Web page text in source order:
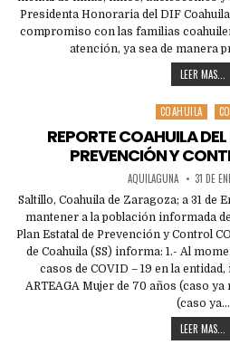
Presidenta Honoraria del DIF
compromiso con las familias
atención, ya sea de manera
LEER MAS...
Posted
in
COAHUILA
REPORTE COAHUILA
PREVENCIÓN Y
AQUILAGUNA 31 DE
Saltillo, Coahuila de Zaragoza; a 31 de
mantener a la población informada
Plan Estatal de Prevención y Control
de Coahuila (SS) informa: 1.- Al
casos de COVID – 19 en la
ARTEAGA Mujer de 70 años (caso
(caso ya…
LEER MAS...